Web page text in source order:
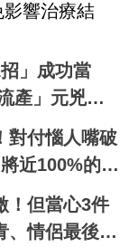
響治療結
」成功當
產」元兇：
對付惱人嘴破
近100%的人
Health
！但當心3件
、情侶最後只